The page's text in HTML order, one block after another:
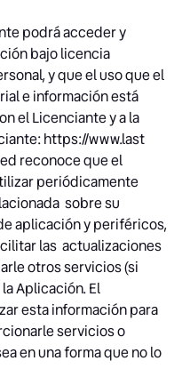
podrá acceder y
bajo licencia
y que el uso que el
e información está
el Licenciante y a la
https://www.last
reconoce que el
periódicamente
sobre su
aplicación y periféricos,
las actualizaciones
otros servicios (si
Aplicación. El
esta información para
servicios o
en una forma que no lo